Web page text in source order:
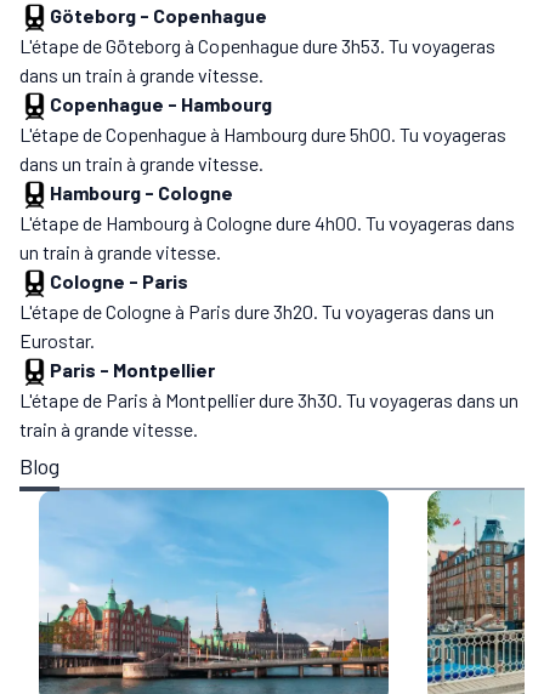
Göteborg - Copenhague
L'étape de Göteborg à Copenhague dure 3h53. Tu voyageras
dans un train à grande vitesse.
Copenhague - Hambourg
L'étape de Copenhague à Hambourg dure 5h00. Tu voyageras
dans un train à grande vitesse.
Hambourg - Cologne
L'étape de Hambourg à Cologne dure 4h00. Tu voyageras dans
un train à grande vitesse.
Cologne - Paris
L'étape de Cologne à Paris dure 3h20. Tu voyageras dans un
Eurostar.
Paris - Montpellier
L'étape de Paris à Montpellier dure 3h30. Tu voyageras dans un
train à grande vitesse.
Blog